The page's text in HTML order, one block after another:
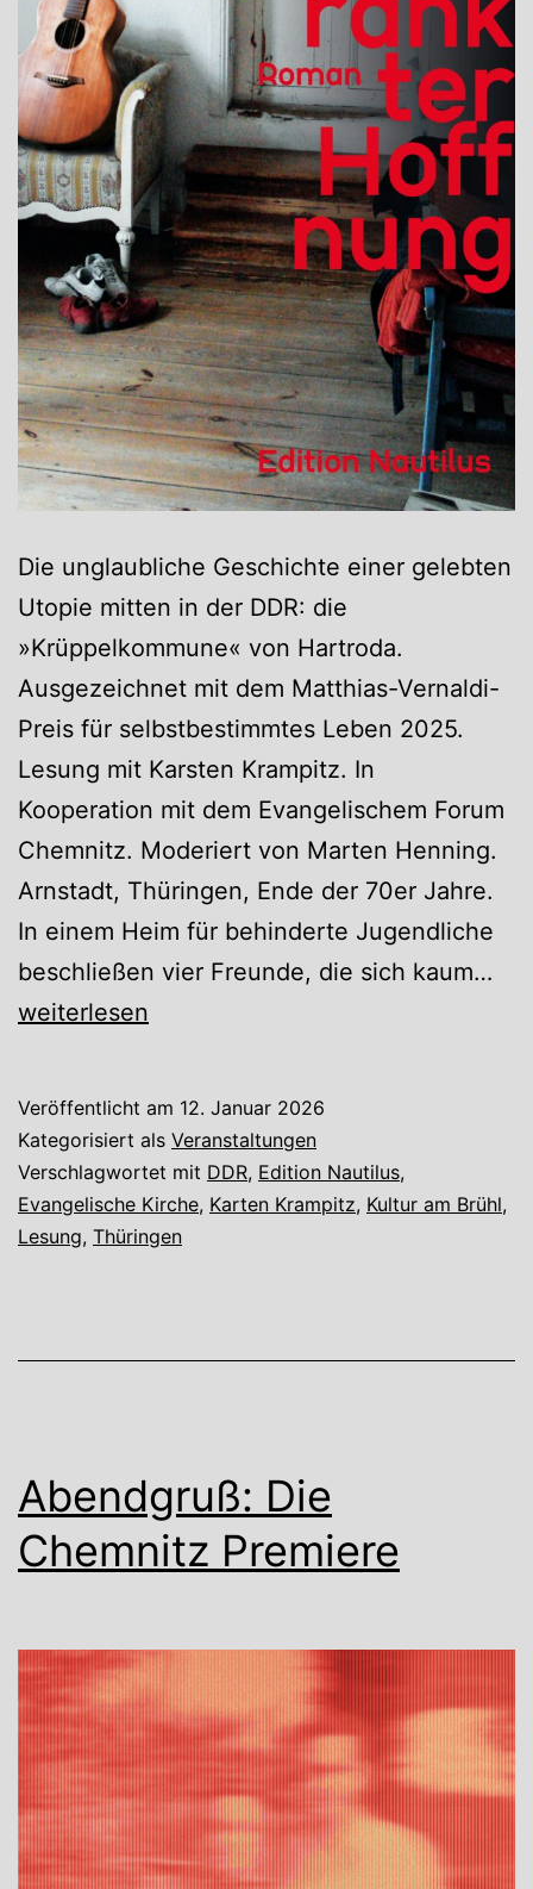
Die unglaubliche Geschichte einer gelebten
Utopie mitten in der DDR: die
»Krüppelkommune« von Hartroda.
Ausgezeichnet mit dem Matthias-Vernaldi-
Preis für selbstbestimmtes Leben 2025.
Lesung mit Karsten Krampitz. In
Kooperation mit dem Evangelischem Forum
Chemnitz. Moderiert von Marten Henning.
Arnstadt, Thüringen, Ende der 70er Jahre.
In einem Heim für behinderte Jugendliche
beschließen vier Freunde, die sich kaum…
weiterlesen
Veröffentlicht am 12. Januar 2026
Kategorisiert als Veranstaltungen
Verschlagwortet mit DDR, Edition Nautilus,
Evangelische Kirche, Karten Krampitz, Kultur am Brühl,
Lesung, Thüringen
Abendgruß: Die
Chemnitz Premiere